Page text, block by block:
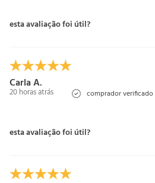
esta avaliação foi útil?
Carla A.
20 horas atrás comprador verificado
esta avaliação foi útil?